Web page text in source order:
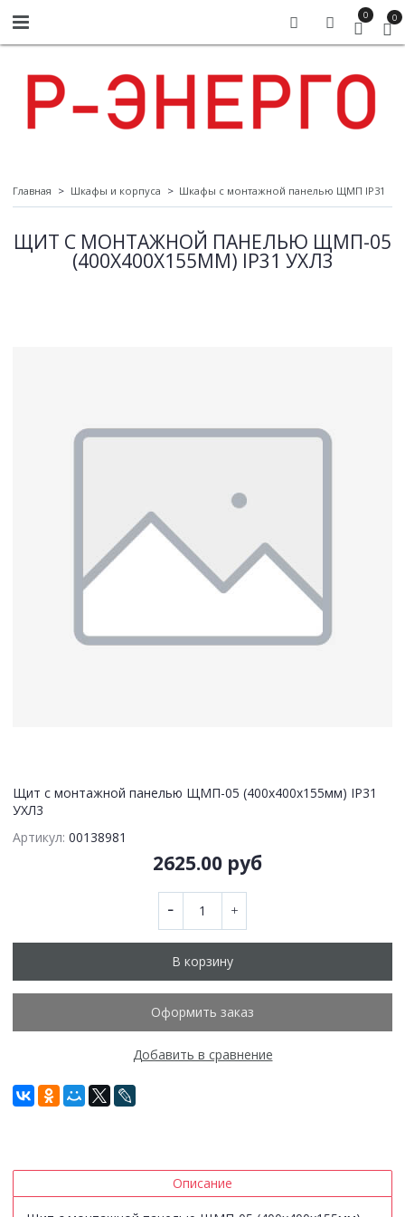
0 0
Главная Шкафы и корпуса Шкафы с монтажной панелью ЩМП IP31
ЩИТ С МОНТАЖНОЙ ПАНЕЛЬЮ ЩМП-05
(400Х400Х155ММ) IP31 УХЛ3
Щит с монтажной панелью ЩМП-05 (400х400х155мм) IP31
УХЛ3
Артикул: 00138981
2625.00 руб
В корзину
Оформить заказ
Добавить в сравнение
Описание